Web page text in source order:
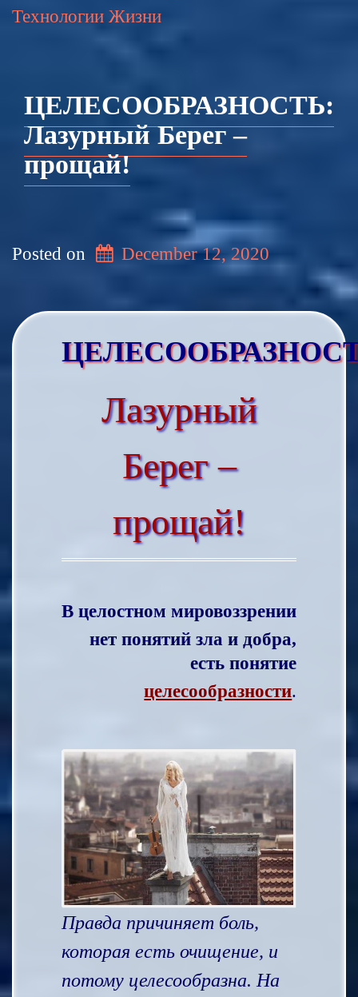
Технологии Жизни
ЦЕЛЕСООБРАЗНОСТЬ:
Лазурный Берег –
прощай!
Posted on December 12, 2020
Лазурный
Берег –
прощай!
В целостном мировоззрении
нет понятий зла и добра,
есть понятие
целесообразности.
Правда причиняет боль,
которая есть очищение, и
потому целесообразна. На